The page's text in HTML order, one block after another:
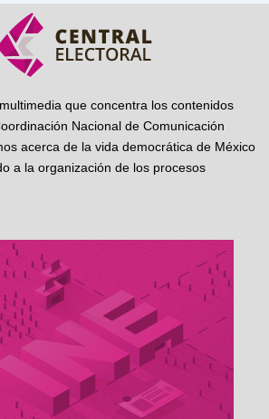
que concentra los contenidos
Nacional de Comunicación
acerca de la vida democrática de México
a la organización de los procesos